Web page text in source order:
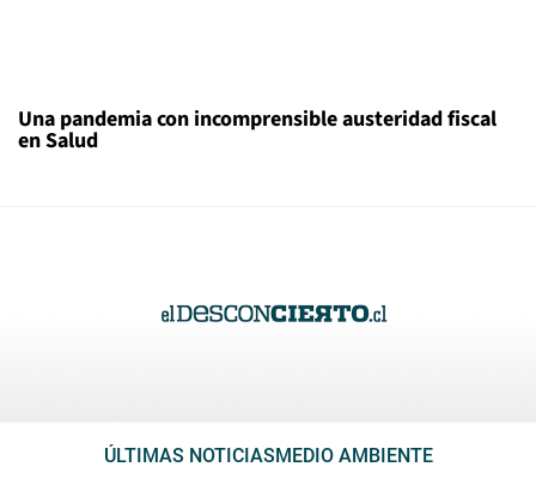
Una pandemia con incomprensible austeridad fiscal
en Salud
ÚLTIMAS NOTICIASMEDIO AMBIENTE